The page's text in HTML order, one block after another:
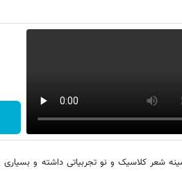
شعر کلاسیک و نو تجربیاتی داشته و